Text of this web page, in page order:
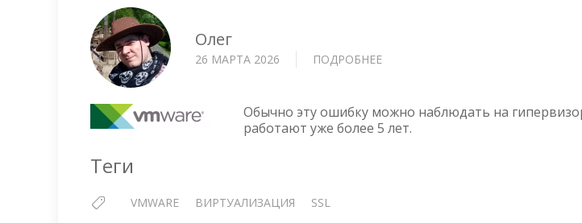
Олег
26 МАРТА 2026 ПОДРОБНЕЕ
CERTIFICATE
STATUS
Обычно эту ошибку можно наблюдать на
работают уже более 5 лет.
Теги
VMWARE ВИРТУАЛИЗАЦИЯ SSL